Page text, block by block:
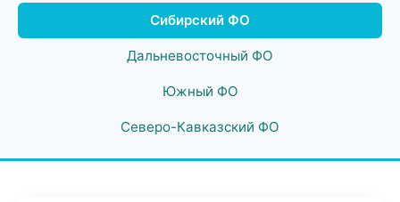
Сибирский ФО
Дальневосточный ФО
Южный ФО
Северо-Кавказский ФО